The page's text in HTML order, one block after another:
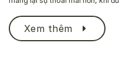
Xem thêm